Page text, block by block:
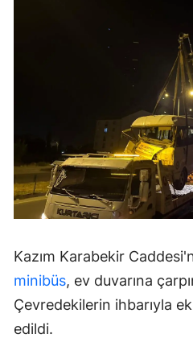
Kazım Karabekir
minibüs, ev duvarına
Çevredekilerin ihbarıyla
edildi.